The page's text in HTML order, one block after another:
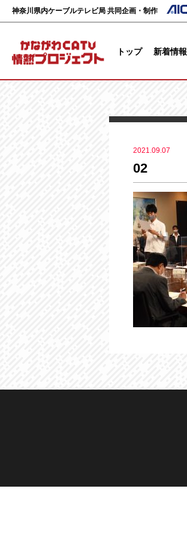
神奈川県内ケーブルテレビ局 共同企画・制作
トップ 新着情報
2021.09.07
02